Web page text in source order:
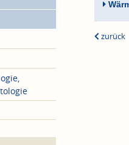
zurück